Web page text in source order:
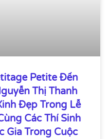
Petite Đến
Thị Thanh
Đẹp Trong Lễ
Các Thí Sinh
Gia Trong Cuộc